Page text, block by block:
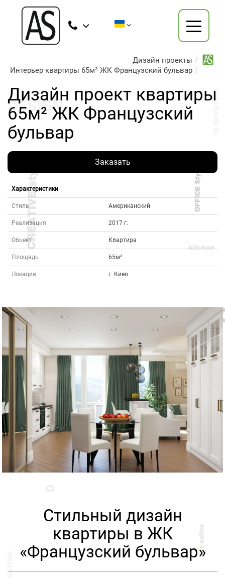
Дизайн проекты
Интерьер квартиры 65м² ЖК Французский бульвар
Дизайн проект квартиры
65м² ЖК Французский
бульвар
Заказать
Характеристики
Стиль Американский
Реализация 2017 г.
Обьект Квартира
Площадь 65м²
Локация г. Киев
Стильный дизайн
квартиры в ЖК
«Французский бульвар»